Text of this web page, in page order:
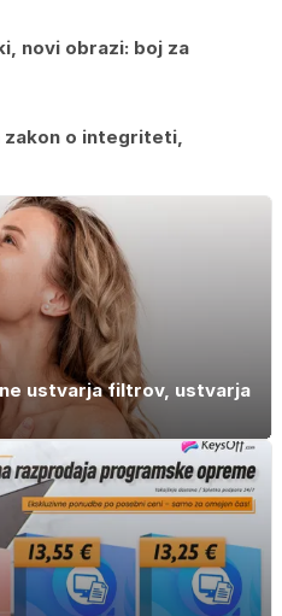
novi obrazi: boj za
zakon o integriteti,
ustvarja filtrov, ustvarja